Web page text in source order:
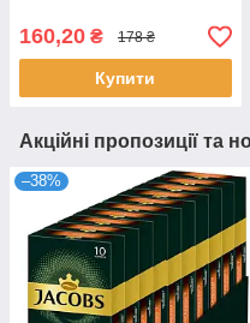
160,20 ₴ 178 ₴
Купити
Акційні пропозиції та
–38%